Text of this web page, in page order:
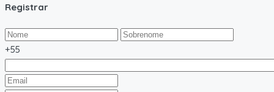
Registrar
+55